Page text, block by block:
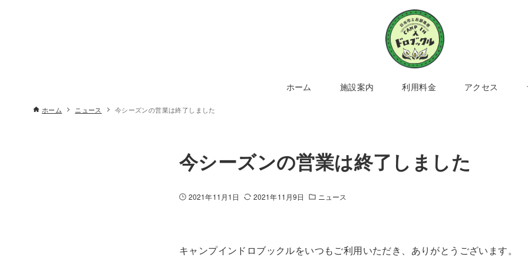
ホーム 施設案内 利用料金 アクセス
ホーム ニュース 今シーズンの営業は終了しました
今シーズンの営業は終了しました
2021年11月1日 2021年11月9日 ニュース
キャンプインドロブックルをいつもご利用いただき、ありがとうございます。